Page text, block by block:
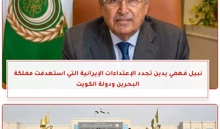
نبيل فهمي يدين تجدد الإعتداءات الإيرانية التي استهدفت مملكة
البحرين ودولة الكويت